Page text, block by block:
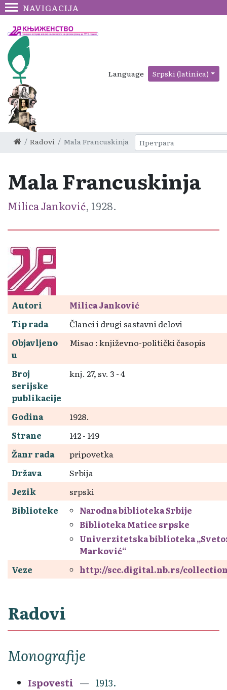
NAVIGACIJA
Language Srpski (latinica)
Radovi Mala Francuskinja
Mala Francuskinja
Milica Janković, 1928.
Autori
Milica Janković
Tip rada
Članci i drugi sastavni delovi
Objavljeno
u
Misao : književno-politički časopis
Broj
serijske
publikacije
knj. 27, sv. 3 - 4
Godina
1928.
Strane
142 - 149
Žanr rada
pripovetka
Država
Srbija
Jezik
srpski
Biblioteke
Narodna biblioteka Srbije
Biblioteka Matice srpske
Univerzitetska biblioteka
Marković“
Veze
http://scc.digital.nb.rs/
Radovi
Monografije
Ispovesti
1913.